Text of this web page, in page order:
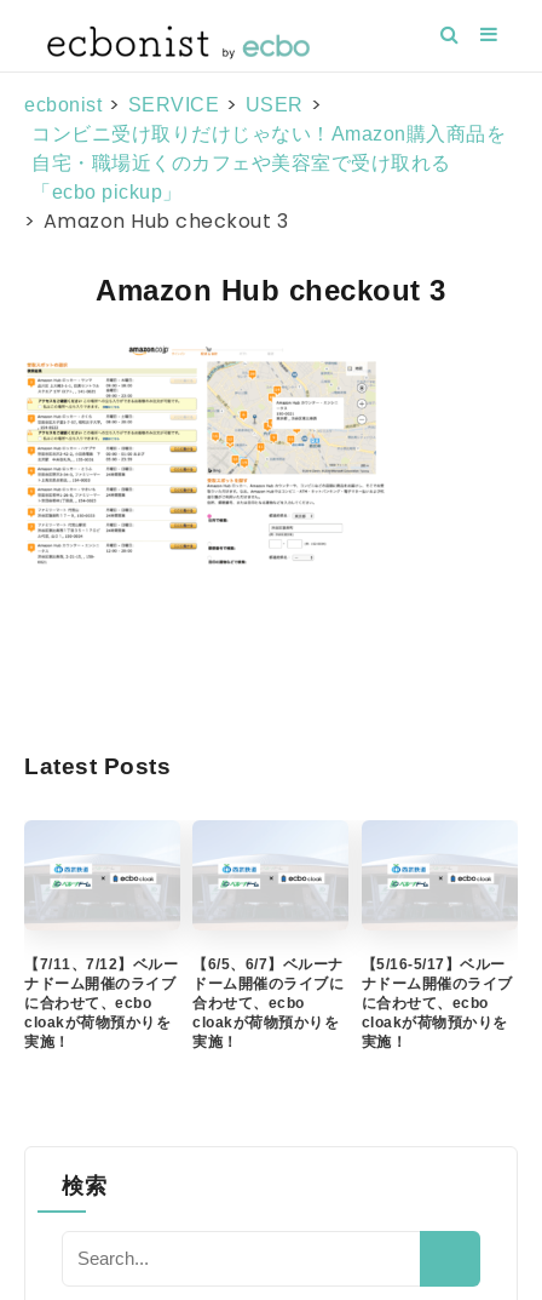
ecbonist > SERVICE > USER >
コンビニ受け取りだけじゃない！Amazon購入商品を
自宅・職場近くのカフェや美容室で受け取れる
「ecbo pickup」
> Amazon Hub checkout 3
Amazon Hub checkout 3
Latest Posts
【7/11、7/12】ベルー
ナドーム開催のライブ
に合わせて、ecbo
cloakが荷物預かりを
実施！
【6/5、6/7】ベルーナ
ドーム開催のライブに
合わせて、ecbo
cloakが荷物預かりを
実施！
【5/16-5/17】ベルー
ナドーム開催のライブ
に合わせて、ecbo
cloakが荷物預かりを
実施！
検索